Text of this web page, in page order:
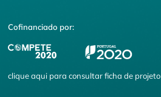
Cofinanciado por:
cliqueaqui para consultar ficha de projeto